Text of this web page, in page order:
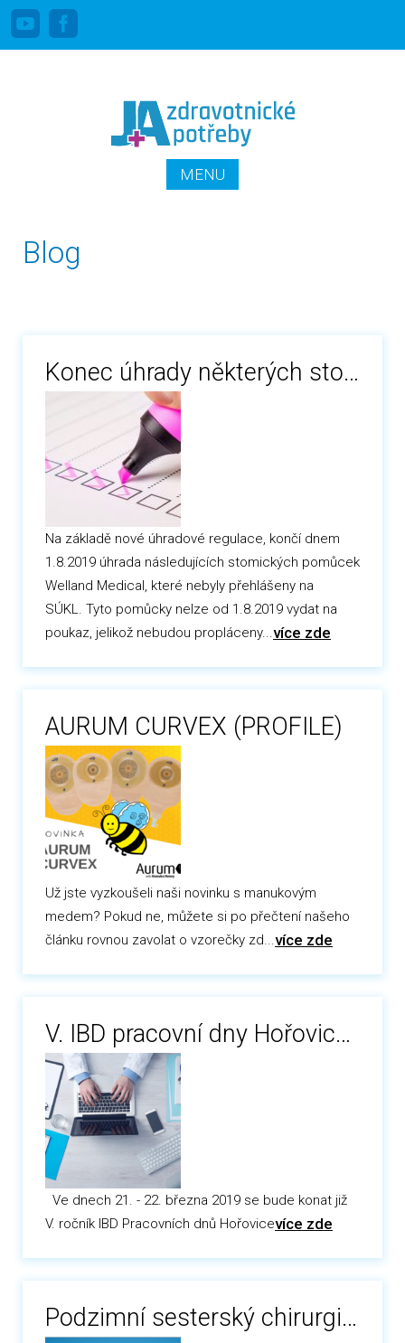
MENU
Blog
Konec úhrady některých stomických pomůcek Welland Medical od 1.8.2019
Na základě nové úhradové regulace, končí dnem
1.8.2019 úhrada následujících stomických pomůcek
Welland Medical, které nebyly přehlášeny na
SÚKL. Tyto pomůcky nelze od 1.8.2019 vydat na
poukaz, jelikož nebudou propláceny...více zde
AURUM CURVEX (PROFILE)
Už jste vyzkoušeli naši novinku s manukovým
medem? Pokud ne, můžete si po přečtení našeho
článku rovnou zavolat o vzorečky zd...více zde
V. IBD pracovní dny Hořovice 2019
Ve dnech 21. - 22. března 2019 se bude konat již
V. ročník IBD Pracovních dnů Hořovicevíce zde
Podzimní sesterský chirurgický den Evy Kvasnicové